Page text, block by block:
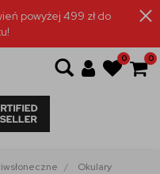
powyżej 499 zł do
0 0
Okulary